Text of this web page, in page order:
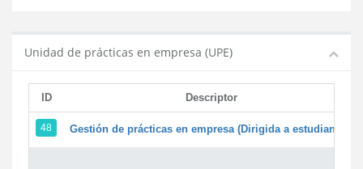
Unidad de prácticas en empresa (UPE)
ID Descriptor
48 Gestión de prácticas en empresa (Dirigida a estudiantes)